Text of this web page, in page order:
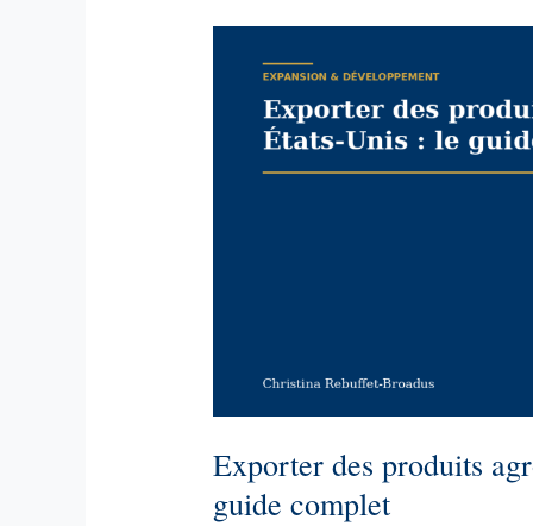
Exporter des produits
guide complet
produits
agroalimentaires